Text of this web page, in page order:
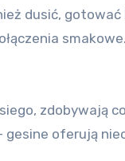
dusić,
smakowe.
zdobywają
oferują